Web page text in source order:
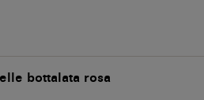
bottalata rosa